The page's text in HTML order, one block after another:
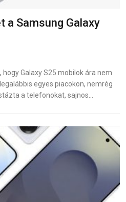
a Samsung Galaxy
Galaxy S25 mobilok ára nem
egyes piacokon, nemrég
a telefonokat, sajnos…